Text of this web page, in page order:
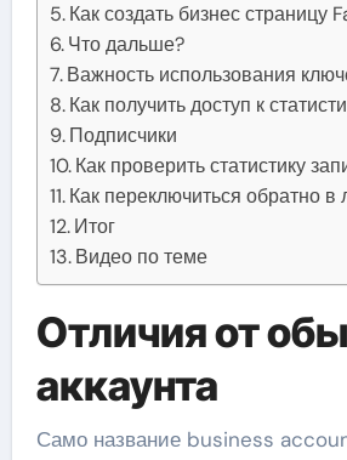
Как создать бизнес страницу
Что дальше?
Важность использования
Как получить доступ к
Подписчики
Как проверить статистику
Как переключиться обратно в
Итог
Видео по теме
Отличия от
аккаунта
Само название business